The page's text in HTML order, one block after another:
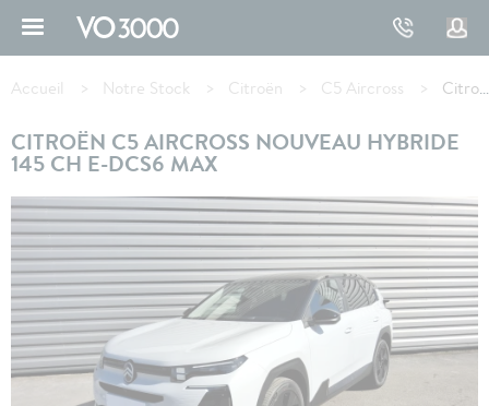
d'Ariane
Accueil Notre Stock Citroën C5 Aircross Citroën C5 AIRCROSS Hybride 145 ch e-DCS6 Max
CITROËN C5 AIRCROSS NOUVEAU HYBRIDE
145 CH E-DCS6 MAX